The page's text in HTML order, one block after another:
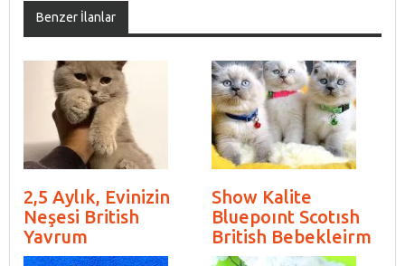
Benzer İlanlar
2,5 Aylık, Evinizin
Neşesi British
Yavrum
Show Kalite
Bluepoınt Scotısh
British Bebekleirm